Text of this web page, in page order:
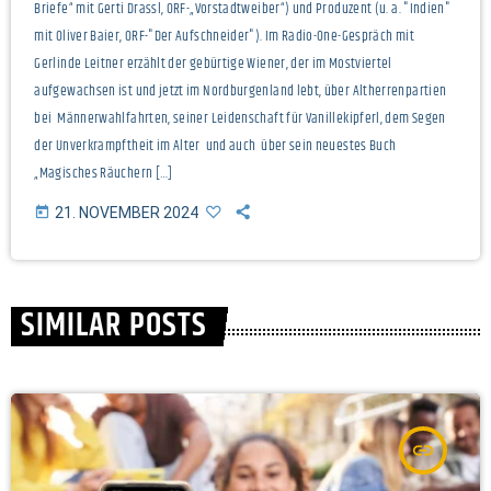
Briefe“ mit Gerti Drassl, ORF-„Vorstadtweiber“) und Produzent (u. a. "Indien"
mit Oliver Baier, ORF-"Der Aufschneider"). Im Radio-One-Gespräch mit
Gerlinde Leitner erzählt der gebürtige Wiener, der im Mostviertel
aufgewachsen ist und jetzt im Nordburgenland lebt, über Altherrenpartien
bei Männerwahlfahrten, seiner Leidenschaft für Vanillekipferl, dem Segen
der Unverkrampftheit im Alter und auch über sein neuestes Buch
„Magisches Räuchern […]
today 21. NOVEMBER 2024
SIMILAR POSTS
insert_link